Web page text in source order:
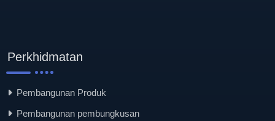
Perkhidmatan
Pembangunan Produk
Pembangunan pembungkusan